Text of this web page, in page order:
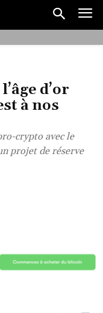
d’or
à nos
crypto avec le
projet de réserve